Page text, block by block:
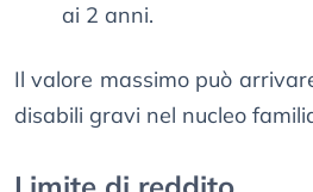
ai 2 anni.
Il valore massimo può
disabili gravi nel nucleo